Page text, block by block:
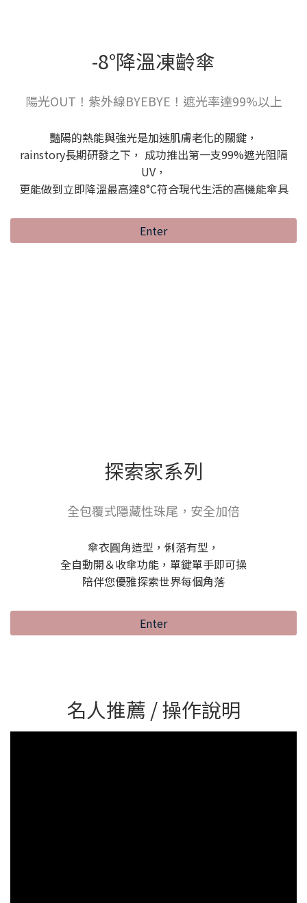
-8°降溫凍齡傘
陽光OUT！紫外線BYEBYE！遮光率達99%以上
豔陽的熱能與強光是加速肌膚老化的關鍵，
rainstory長期研發之下， 成功推出第一支99%遮光阻隔
UV，
更能做到立即降溫最高達8°C符合現代生活的高機能傘具
Enter
探索家系列
全包覆式隱藏性珠尾，安全加倍
傘衣圓角造型，俐落有型，
全自動開＆收傘功能，單鍵單手即可操
陪伴您優雅探索世界每個角落
Enter
名人推薦 / 操作說明